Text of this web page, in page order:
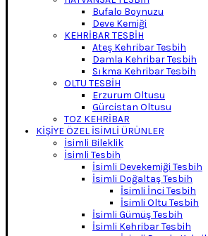
Bufalo Boynuzu
Deve Kemiği
KEHRİBAR TESBİH
Ateş Kehribar Tesbih
Damla Kehribar Tesbih
Sıkma Kehribar Tesbih
OLTU TESBİH
Erzurum Oltusu
Gürcistan Oltusu
TOZ KEHRİBAR
KİŞİYE ÖZEL İSİMLİ ÜRÜNLER
İsimli Bileklik
İsimli Tesbih
İsimli Devekemiği Tesbih
İsimli Doğaltaş Tesbih
İsimli İnci Tesbih
İsimli Oltu Tesbih
İsimli Gümüş Tesbih
İsimli Kehribar Tesbih